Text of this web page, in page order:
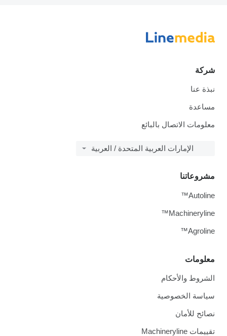
شركة
نبذة عنا
مساعدة
معلومات الاتصال بالبائع
الإمارات العربية المتحدة / العربية
معلومات
الشروط والأحكام
سياسة الخصوصية
نصائح للأمان
تقييمات Machineryline
مشروعاتنا
Autoline™
Machineryline™
Agroline™